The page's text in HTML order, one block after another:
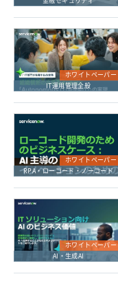
ホワイトペーパー
IT運用管理全般
ホワイトペーパー
RPA・ローコード・ノーコード
ホワイトペーパー
AI・生成AI